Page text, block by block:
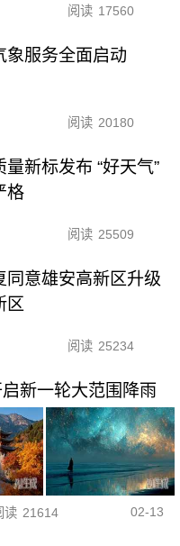
阅读 17560
象服务全面启动
阅读 20180
新标发布 “好天气”
格
阅读 25509
同意雄安高新区升级
区
阅读 25234
新一轮大范围降雨
读 21614 02-13